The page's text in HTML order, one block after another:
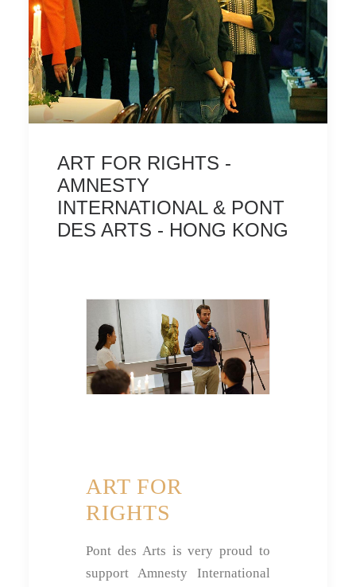
ART FOR RIGHTS -
AMNESTY
INTERNATIONAL & PONT
DES ARTS - HONG KONG
ART FOR
RIGHTS
Pont des Arts is very proud to
support Amnesty International